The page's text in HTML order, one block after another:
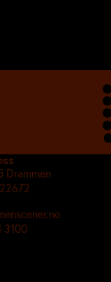
Drammen
3100